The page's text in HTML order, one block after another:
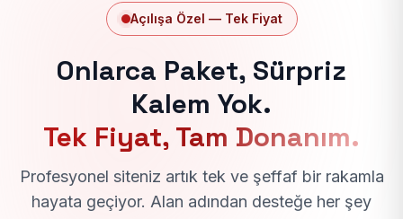
Açılışa Özel — Tek Fiyat
Onlarca Paket, Sürpriz
Kalem Yok.
Tek Fiyat, Tam Donanım.
Profesyonel siteniz artık tek ve şeffaf bir rakamla
hayata geçiyor. Alan adından desteğe her şey